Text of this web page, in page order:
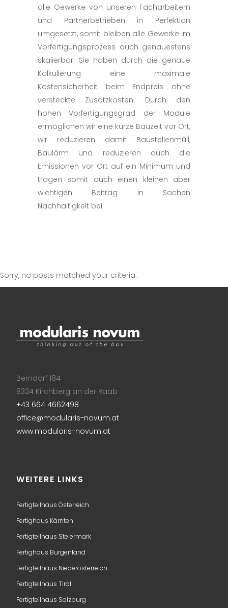
alle Gewerke von unseren Facharbeitern
und Partnerbetrieben in Perfektion
umgesetzt, somit bleiben alle Gewerke im
Vorfertigungsprozess auch genauestens
skalierbar. Sie haben durch die genaue
Kalkulierung eine maximale
Kostensicherheit beim Endpreis ohne
versteckte Zusatzkosten. Durch den
hohen Vorfertigungsgrad der Module
ermöglichen wir eine kurze Bauzeit vor Ort,
wir reduzieren damit Baustellenmüll,
Baulärm und reduzieren auch die
Emissionen vor Ort auf ein Minimum und
tragen somit auch einen kleinen aber
wichtigen Beitrag in Sachen
Nachhaltigkeit bei.
Sorry, no posts matched your criteria.
Berndorf 184
8324 Kirchberg an der Raab
+43 664 4662498
office@modularis-novum.at
www.modularis-novum.at
WEITERE LINKS
Fertigteilhaus Österreich
Fertighaus Kärnten
Fertigteilhaus Steiermark
Fertighaus Burgenland
Fertigteilhaus Niederösterreich
Fertigteilhaus Tirol
Fertigteilhaus Salzburg